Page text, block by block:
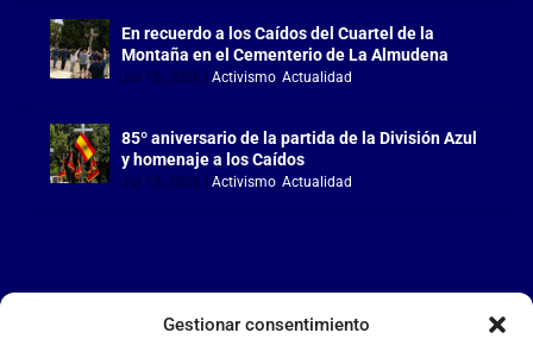
Gestionar consentimiento
En recuerdo a los Caídos del Cuartel de la
Montaña en el Cementerio de La Almudena
Jul 18, 2026 |Activismo,Actualidad
85º aniversario de la partida de la División Azul
y homenaje a los Caídos
Jul 15, 2026 |Activismo,Actualidad
LA FALANGE